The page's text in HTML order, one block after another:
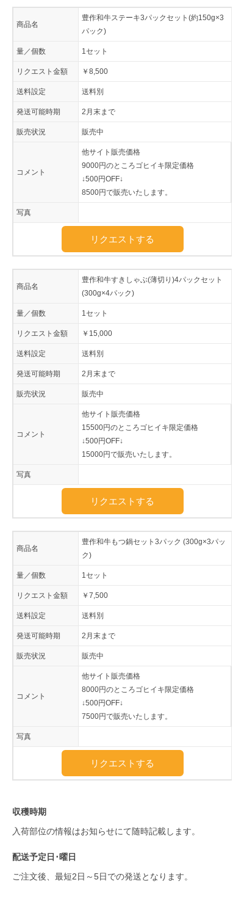
商品名
豊作和牛ステーキ3パックセット(約150g×3
パック)
量／個数 1セット
リクエスト金額 ￥8,500
送料設定 送料別
発送可能時期 2月末まで
販売状況 販売中
コメント
他サイト販売価格
9000円のところゴヒイキ限定価格
↓500円OFF↓
8500円で販売いたします。
写真
リクエストする
商品名
豊作和牛すきしゃぶ(薄切り)4パックセット
(300g×4パック)
量／個数 1セット
リクエスト金額 ￥15,000
送料設定 送料別
発送可能時期 2月末まで
販売状況 販売中
コメント
他サイト販売価格
15500円のところゴヒイキ限定価格
↓500円OFF↓
15000円で販売いたします。
写真
リクエストする
商品名
豊作和牛もつ鍋セット3パック (300g×3パッ
ク)
量／個数 1セット
リクエスト金額 ￥7,500
送料設定 送料別
発送可能時期 2月末まで
販売状況 販売中
コメント
他サイト販売価格
8000円のところゴヒイキ限定価格
↓500円OFF↓
7500円で販売いたします。
写真
リクエストする
収穫時期
入荷部位の情報はお知らせにて随時記載します。
配送予定日･曜日
ご注文後、最短2日～5日での発送となります。